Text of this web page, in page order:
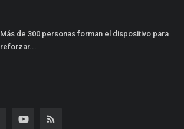
Más de 300 personas forman el dispositivo para
reforzar...